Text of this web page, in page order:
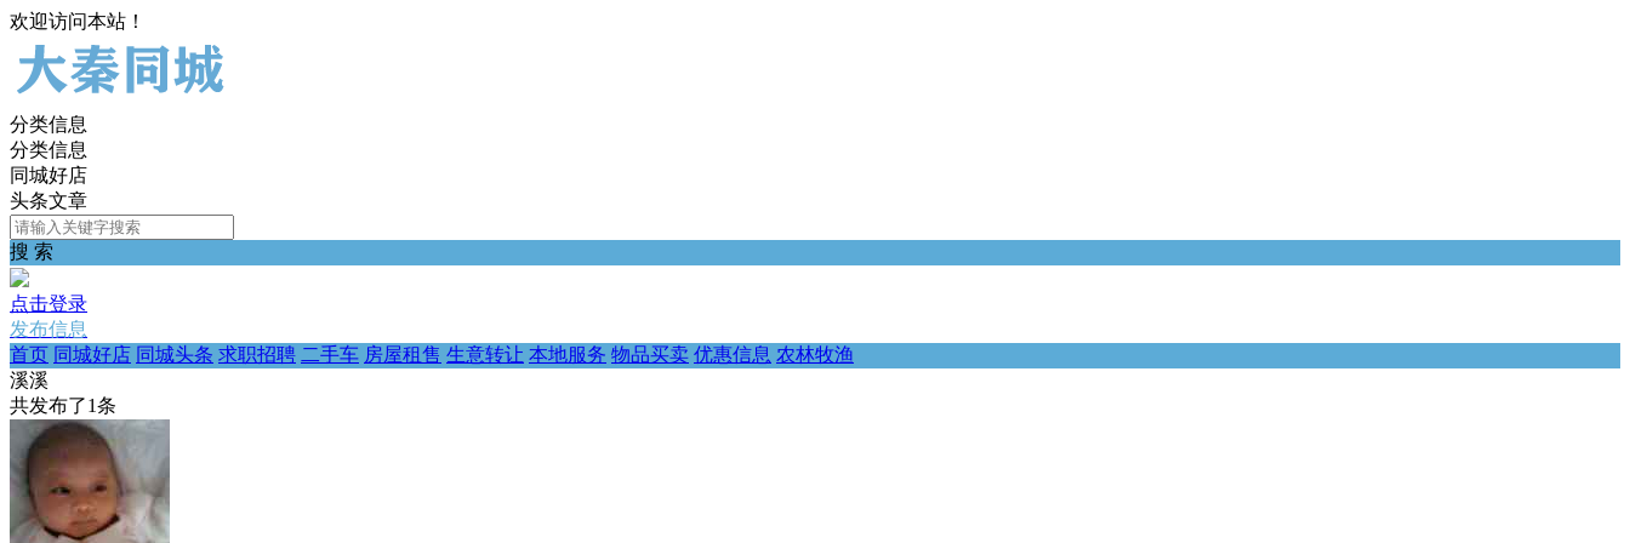
欢迎访问本站！
分类信息
分类信息
同城好店
头条文章
搜 索
点击登录
发布信息
首页 同城好店 同城头条 求职招聘 二手车 房屋租售 生意转让 本地服务 物品买卖 优惠信息 农林牧渔
溪溪
共发布了1条